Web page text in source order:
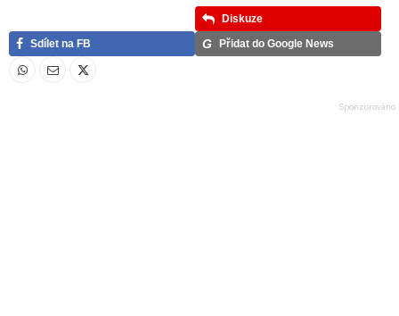
Diskuze
Sdílet na FB
G Přidat do Google News